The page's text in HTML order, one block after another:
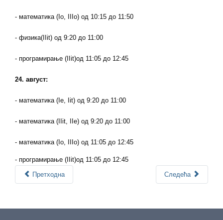
- математика ( Io, IIIo) од 10:15 до 11:50
- физика( IIit) од 9:20 до 11:00
- програмирање ( IIit)од 11:05 до 12:45
24. август:
- математика ( Ie, Iit) од 9:20 до 11:00
- математика ( IIit, IIe) од 9:20 до 11:00
- математика ( Io, IIIo) од 11:05 до 12:45
- програмирање ( IIit)од 11:05 до 12:45
Претходна
Следећа